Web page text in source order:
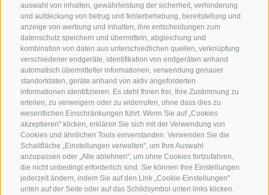
auswahl von inhalten, gewährleistung der sicherheit, verhinderung
und aufdeckung von betrug und fehlerbehebung, bereitstellung und
anzeige von werbung und inhalten, ihre entscheidungen zum
datenschutz speichern und übermitteln, abgleichung und
kombination von daten aus unterschiedlichen quellen, verknüpfung
verschiedener endgeräte, identifikation von endgeräten anhand
automatisch übermittelter informationen, verwendung genauer
standortdaten, geräte anhand von aktiv angeforderten
informationen identifizieren. Es steht Ihnen frei, Ihre Zustimmung zu
erteilen, zu verweigern oder zu widerrufen, ohne dass dies zu
wesentlichen Einschränkungen führt. Wenn Sie auf „Cookies
akzeptieren" klicken, erklären Sie sich mit der Verwendung von
Cookies und ähnlichen Tools einverstanden. Verwenden Sie die
Schaltfläche „Einstellungen verwalten", um Ihre Auswahl
anzupassen oder „Alle ablehnen", um ohne Cookies fortzufahren,
die nicht unbedingt erforderlich sind. Sie können Ihre Einstellungen
jederzeit ändern, indem Sie auf den Link „Cookie-Einstellungen"
unten auf der Seite oder auf das Schildsymbol unten links klicken.